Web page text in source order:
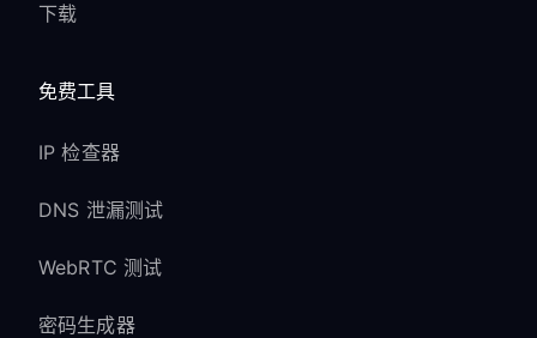
下载
免费工具
IP 检查器
DNS 泄漏测试
WebRTC 测试
密码生成器